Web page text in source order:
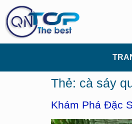
Thẻ: cà sáy
Khám Phá Đặc